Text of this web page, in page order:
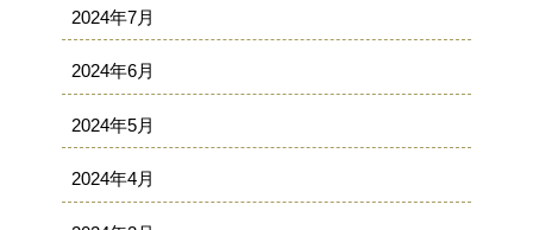
2024年7月
2024年6月
2024年5月
2024年4月